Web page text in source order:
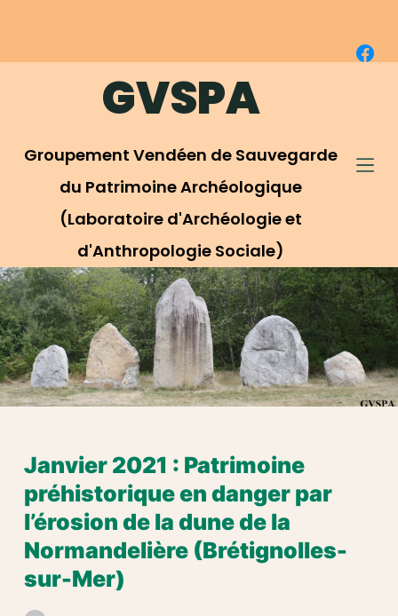
s
a
t
e
n
u
GVSPA
Groupement Vendéen de Sauvegarde
du Patrimoine Archéologique
(Laboratoire d'Archéologie et
d'Anthropologie Sociale)
Janvier 2021 : Patrimoine
préhistorique en danger par
l’érosion de la dune de la
Normandelière (Brétignolles-
sur-Mer)